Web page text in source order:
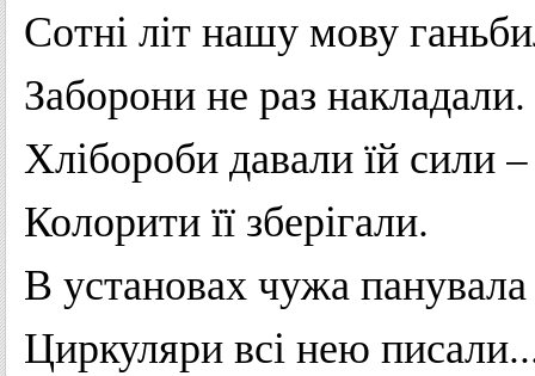
Сотнілітнашумову
Заборонине раз накладали.
Хліборобидавалиїй сили–
Колоритиїї зберігали.
В установахчужапанувала
Циркуляривсі нею писали